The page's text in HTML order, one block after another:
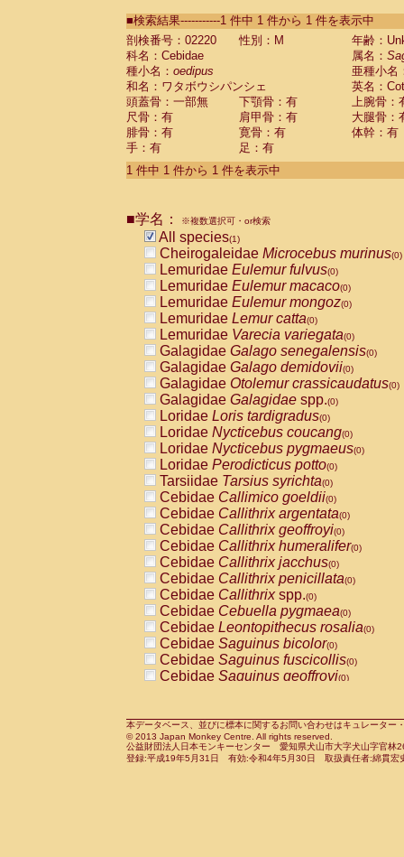
CebidaeSaguinus labiatus(0)
Cebidae Saguinus leucopus (0)
Cebidae
Cebidae
CebidaeSaguinus nigricollis (0)
Cebidae Saguinus oedipus
Cebidae Saguinus weddelli
Cebidae Saguinusspp.
Cebidae Aotus trivirgatus
Cebidae Cebus albifrons
CebidaeCebus nigrivittatus
CebidaeCebus
CebidaeSaimiri boliviensis(0)
CebidaeSaimiri sciureus(0)
AtelidaeAlouatta caraya(0)
AtelidaeAlouatta fusca(0)
AtelidaeAlouatta seniculus
AtelidaeAlouattaspp.(0)
AtelidaeAteles belzebuth(0)
AtelidaeAteles geoffroyi(0)
AtelidaeAteles paniscus(0)
AtelidaeAtelesspp.(0)
Atelidae Lagothrix lagothricha
AtelidaeLagothrix lagothricha cana
PitheciidaeCacajao calvus
PitheciidaeCallicebus cupreus
PitheciidaeCallicebus donacophilus
PitheciidaeCallicebus moloch
PitheciidaeCallicebus torquatus
PitheciidaeCallicebusspp.(0)
PitheciidaeChiropotes satanas(0)
PitheciidaePithecia monachus
PitheciidaePithecia pithecia(0)
CercopithecidaeCercocebus agilis
CercopithecidaeCercocebus
CercopithecidaeCercocebus
CercopithecidaeCercocebus
CercopithecidaeCercocebus
CercopithecidaeCercocebushybrid
CercopithecidaePapio anubis(0)
CercopithecidaePapio cynocephalus
CercopithecidaePapio hamadryas(0)
■検索結果-----------1 件中 1 件から 1 件を表示中
剖検番号：02220
性別：M
年齢：
科名：Cebidae
属名：
種小名： oedipus
亜種小名
和名：ワタボウシパンシェ
英名：
頭蓋骨：一部無
下顎骨：有
上腕骨：
尺骨：有
肩甲骨：有
大腿骨：
腓骨：有
寛骨：有
体幹：有
手：有
足：有
1 件中 1 件から 1 件を表示中
■学名： ※複数選択可・or検索
All species(1)
Cheirogaleidae Microcebus murinus(0)
Lemuridae Eulemur fulvus(0)
Lemuridae Eulemur macaco(0)
Lemuridae Eulemur mongoz(0)
Lemuridae Lemur catta(0)
Lemuridae Varecia variegata(0)
Galagidae Galago senegalensis(0)
Galagidae Galago demidovii(0)
Galagidae Otolemur crassicaudatus(0)
Galagidae Galagidae spp.(0)
Loridae Loris tardigradus(0)
Loridae Nycticebus coucang(0)
Loridae Nycticebus pygmaeus(0)
Loridae Perodicticus potto(0)
Tarsiidae Tarsius syrichta(0)
Cebidae Callimico goeldii(0)
Cebidae Callithrix argentata(0)
Cebidae Callithrix geoffroyi(0)
Cebidae Callithrix humeralifer(0)
Cebidae Callithrix jacchus(0)
Cebidae Callithrix penicillata(0)
Cebidae Callithrixspp.(0)
Cebidae Cebuella pygmaea(0)
Cebidae Leontopithecus rosalia(0)
Cebidae Saguinus bicolor(0)
Cebidae Saguinus fuscicollis(0)
Cebidae Saguinus geoffroyi(0)
CebidaeSaguinus leucopus(0)
CebidaeSaguinus midas(0)
Cebidae Saguinus mystax(0)
本データベース、並びに標本に関するお問い合わせはキュレータ
© 2013 Japan Monkey Centre. All rights reserved.
公益財団法人日本モンキーセンター 愛知県犬山市大字犬山字官
登録:平成19年5月31日 有効:令和4年5月30日 取扱責任者:綿貫宏